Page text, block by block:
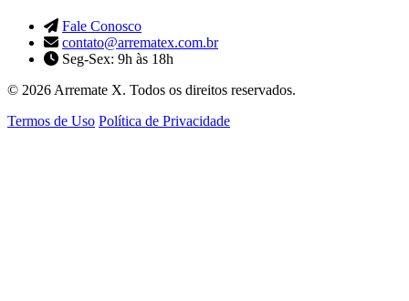
Fale Conosco
contato@arrematex.com.br
Seg-Sex: 9h às 18h
© 2026 Arremate X. Todos os direitos reservados.
Termos de Uso Política de Privacidade